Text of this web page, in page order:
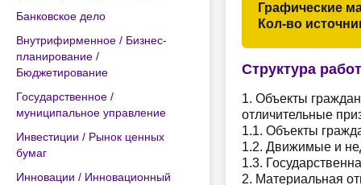
Банковское дело
Внутрифирменное / Бизнес-
планирование /
Бюджетирование
Государственное /
муниципальное управление
Инвестиции / Рынок ценных
бумаг
Инновации / Инновационный
Графические
Кол-во
Структура
1. Объекты
отличительные
1.1. Объекты
1.2. Движимые и
1.3.
2. Материальная